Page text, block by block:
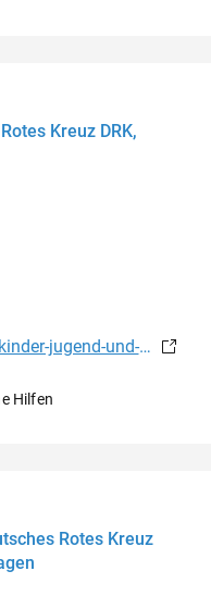
Kreuz DRK,
www.drk-kassel.de/angebote/kinder-jugend-und-familie/kinder-jugend-und-familie/projekt-wellcome.html
Hilfen
Rotes Kreuz